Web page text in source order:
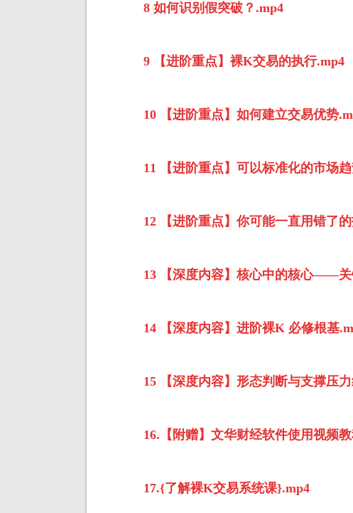
8 如何识别假突破？.mp4
9 【进阶重点】裸K交易的执行.mp4
10 【进阶重点】如何建立交易优势
11 【进阶重点】可以标准化的市场
12 【进阶重点】你可能一直用错了
13 【深度内容】核心中的核心——关
14 【深度内容】进阶裸K 必修根基
15 【深度内容】形态判断与支撑压
16.【附赠】文华财经软件使用视频
17.{了解裸K交易系统课}.mp4